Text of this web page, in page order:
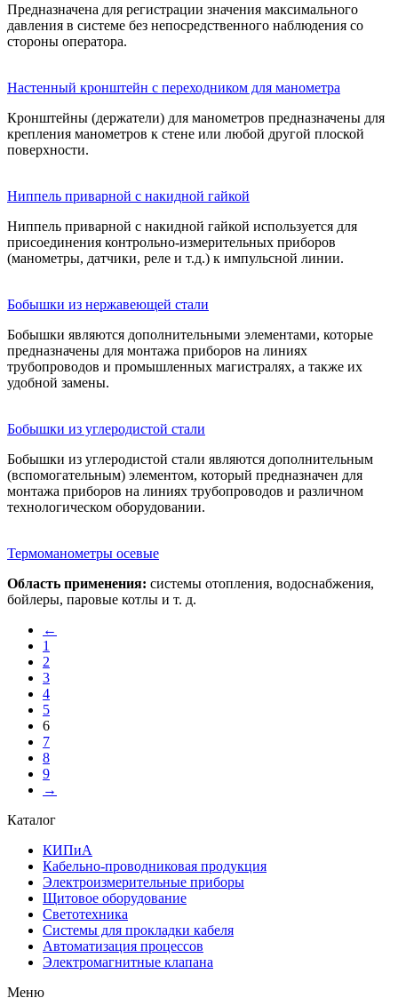
Предназначена для регистрации значения максимального
давления в системе без непосредственного наблюдения со
стороны оператора.
Настен­ный крон­штейн с пере­ход­ни­ком для ма­но­мет­ра
Кронштейны (держатели) для манометров предназначены для
крепления манометров к стене или любой другой плоской
поверхности.
Ниппель при­вар­ной с накидной гайкой
Ниппель приварной с накидной гайкой используется для
присоединения контрольно-измерительных приборов
(манометры, датчики, реле и т.д.) к импульсной линии.
Бобышки из нер­жа­вею­щей стали
Бобышки являются дополнительными элементами, которые
предназначены для монтажа приборов на линиях
трубопроводов и промышленных магистралях, а также их
удобной замены.
Бобышки из уг­ле­ро­дис­той стали
Бобышки из углеродистой стали являются дополнительным
(вспомогательным) элементом, который предназначен для
монтажа приборов на линиях трубопроводов и различном
технологическом оборудовании.
Термомано­мет­ры осевые
Область применения: системы отопления, водоснабжения,
бойлеры, паровые котлы и т. д.
←
1
2
3
4
5
6
7
8
9
→
Каталог
КИПиА
Кабельно-проводниковая продукция
Электроизмерительные приборы
Щитовое оборудование
Светотехника
Системы для прокладки кабеля
Автоматизация процессов
Электромагнитные клапана
Меню